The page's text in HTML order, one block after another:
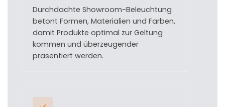
Durchdachte Showroom-Beleuchtung
betont Formen, Materialien und Farben,
damit Produkte optimal zur Geltung
kommen und überzeugender
präsentiert werden.